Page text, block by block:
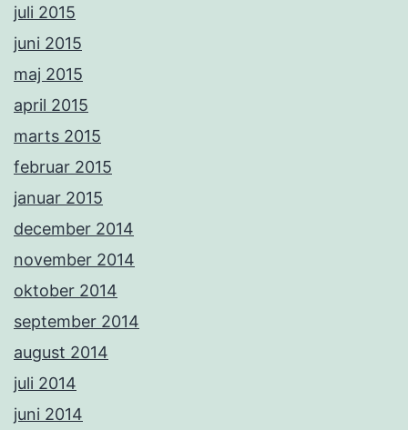
juli 2015
juni 2015
maj 2015
april 2015
marts 2015
februar 2015
januar 2015
december 2014
november 2014
oktober 2014
september 2014
august 2014
juli 2014
juni 2014